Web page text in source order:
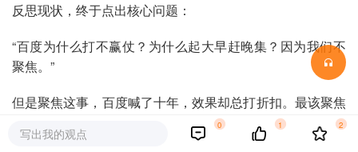
反思现状，终于点出核心问题：
“百度为什么打不赢仗？为什么起大早赶晚集？因为我们不
聚焦。”
但是聚焦这事，百度喊了十年，效果却总打折扣。最该聚焦
的根基业务——搜索，反而最跑偏。
写出我的观点
0 1 2